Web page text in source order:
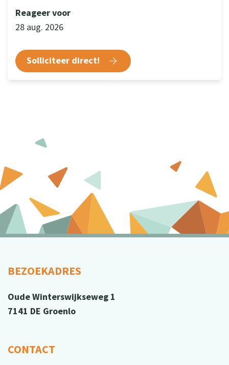
Reageer voor
28 aug. 2026
Solliciteer direct!
BEZOEKADRES
Oude Winterswijkseweg 1
7141 DE Groenlo
CONTACT